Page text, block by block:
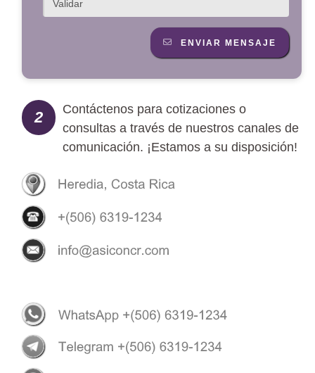
ENVIAR MENSAJE
2
Contáctenos para cotizaciones o
consultas a través de nuestros canales de
comunicación. ¡Estamos a su disposición!